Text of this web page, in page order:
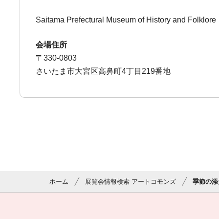
Saitama Prefectural Museum of History and Folklore
会場住所
〒330-0803
さいたま市大宮区高鼻町4丁目219番地
ホーム 展覧会情報検索 アートコモンズ 季節の添